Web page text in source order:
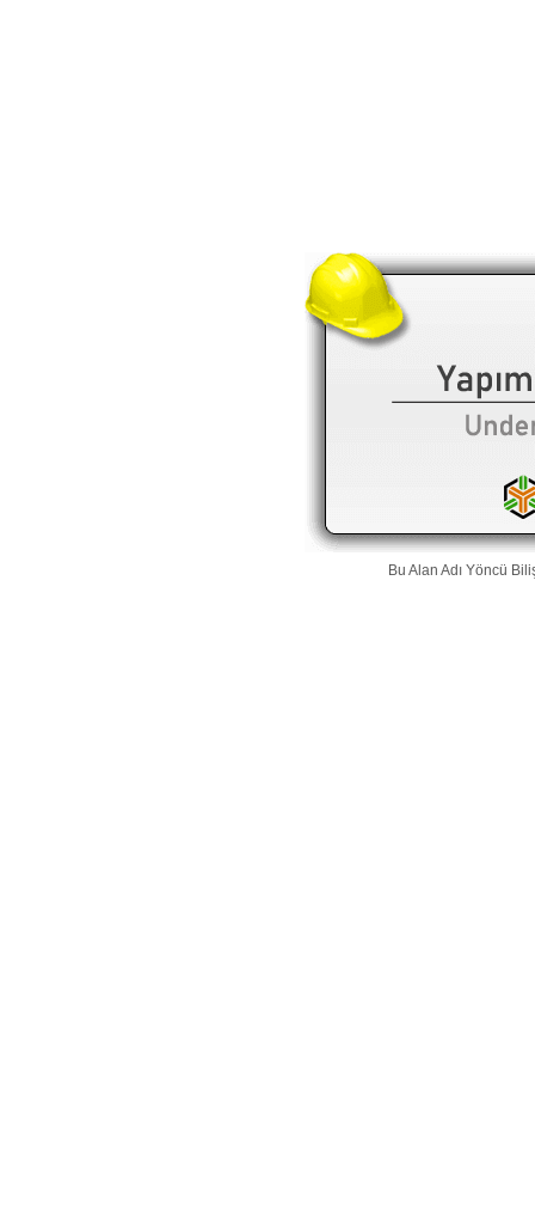
Bu Alan Adı Yöncü